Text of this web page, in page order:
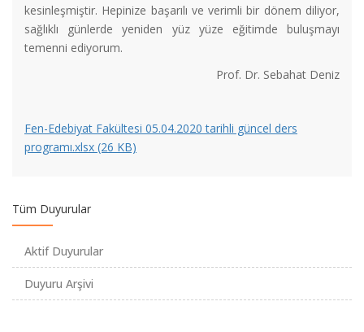
kesinleşmiştir. Hepinize başarılı ve verimli bir dönem diliyor,
sağlıklı günlerde yeniden yüz yüze eğitimde buluşmayı
temenni ediyorum.
Prof. Dr. Sebahat Deniz
Fen-Edebiyat Fakültesi 05.04.2020 tarihli güncel ders
programı.xlsx (26 KB)
Tüm Duyurular
Aktif Duyurular
Duyuru Arşivi
Fizik Bölümü Öğretim Üyemiz "Dünyanın En Etkili Bilim
Fizik Bölümü Öğretim Üyemize Patent Başvurusu Ödülü
ANNOUNCEMENT ABOUT THE MIDTERM EXAM DATES